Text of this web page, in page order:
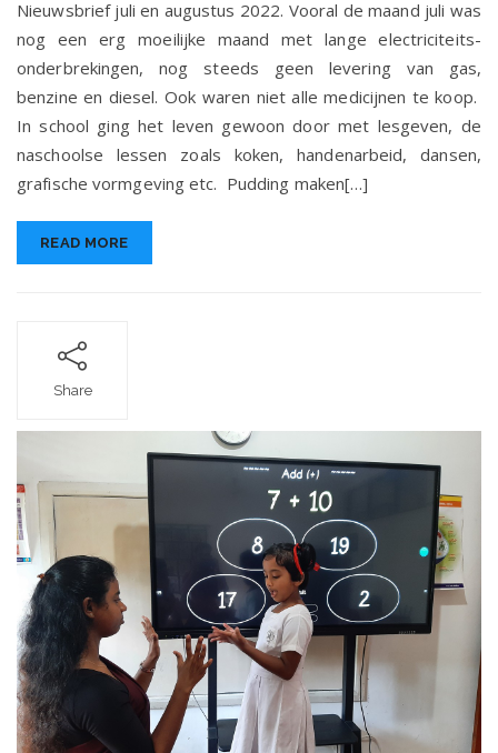
augustus
2022.
Nieuwsbrief juli en augustus 2022. Vooral de maand juli was
nog een erg moeilijke maand met lange electriciteits-
onderbrekingen, nog steeds geen levering van gas,
benzine en diesel. Ook waren niet alle medicijnen te koop.
In school ging het leven gewoon door met lesgeven, de
naschoolse lessen zoals koken, handenarbeid, dansen,
grafische vormgeving etc. Pudding maken[…]
READ MORE
Share